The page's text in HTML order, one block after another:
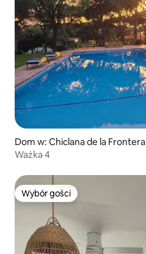
Dom w: Chiclana de la Frontera
Ważka 4
Wybór gości
Wybór gości